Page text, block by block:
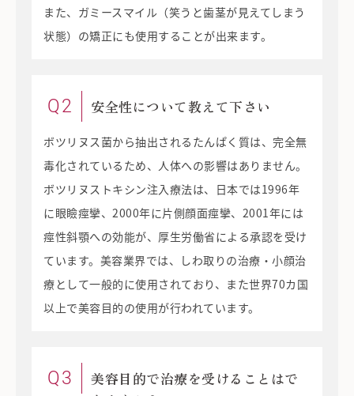
また、ガミースマイル（笑うと歯茎が見えてしまう
状態）の矯正にも使用することが出来ます。
Q2 安全性について教えて下さい
ボツリヌス菌から抽出されるたんぱく質は、完全無
毒化されているため、人体への影響はありません。
ボツリヌストキシン注入療法は、日本では1996年
に眼瞼痙攣、2000年に片側顔面痙攣、2001年には
痙性斜顎への効能が、厚生労働省による承認を受け
ています。美容業界では、しわ取りの治療・小顔治
療として一般的に使用されており、また世界70カ国
以上で美容目的の使用が行われています。
Q3
美容目的で治療を受けることはで